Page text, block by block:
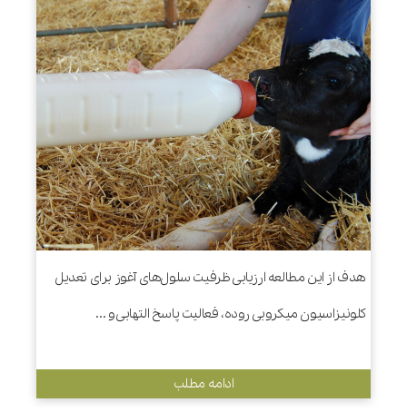
هدف از این مطالعه ارزیابی ظرفیت سلول‌های آغوز برای تعدیل
کلونیزاسیون میکروبی روده، فعالیت پاسخ التهابی و ...
ادامه مطلب